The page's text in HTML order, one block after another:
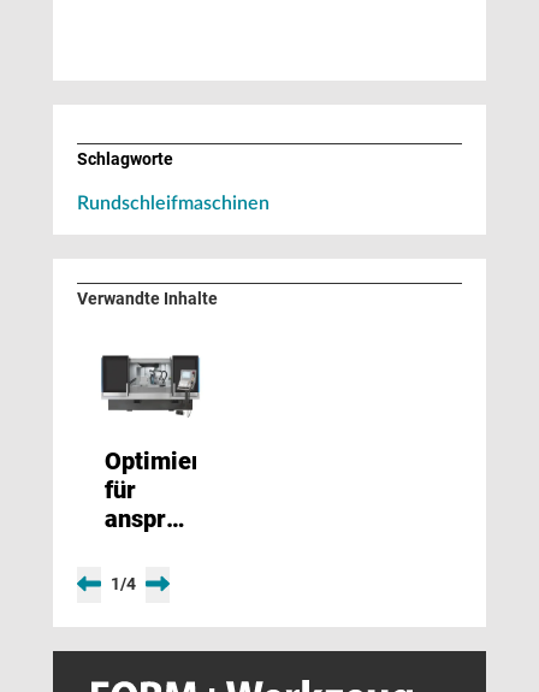
Schlagworte
Rundschleifmaschinen
Verwandte Inhalte
Optimiert
für
anspruchsvolle
1/4